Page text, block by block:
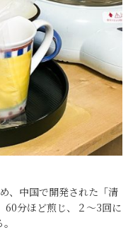
、中国で開発された「清
60分ほど煎じ、２〜3回に